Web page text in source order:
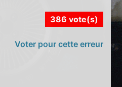
386 vote(s)
Voter pour cette erreur